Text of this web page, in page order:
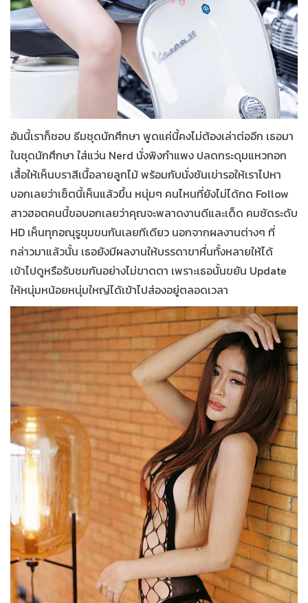
อันนี้เราก็ชอบ ธีมชุดนักศึกษา พูดแค่นี้คงไม่ต้องเล่าต่ออีก เธอมา
ในชุดนักศึกษา ใส่แว่น Nerd นั่งพิงกำแพง ปลดกระดุมแหวกอก
เสื้อให้เห็นบราสีเนื้อลายลูกไม้ พร้อมกับนั่งชันเข่ารอให้เราไปหา
บอกเลยว่าเซ็ตนี้เห็นแล้วขึ้น หนุ่มๆ คนไหนที่ยังไม่ได้กด Follow
สาวฮอตคนนี้ขอบอกเลยว่าคุณจะพลาดงานดีและเด็ด คมชัดระดับ
HD เห็นทุกอณุรูขุมขนกันเลยทีเดียว นอกจากผลงานต่างๆ ที่
กล่าวมาแล้วนั้น เธอยังมีผลงานให้บรรดาขาหื่นทั้งหลายให้ได้
เข้าไปดูหรือรับชมกันอย่างไม่ขาดตา เพราะเธอนั้นขยัน Update
ให้หนุ่มหน้อยหนุ่มใหญ่ได้เข้าไปส่องอยู่ตลอดเวลา